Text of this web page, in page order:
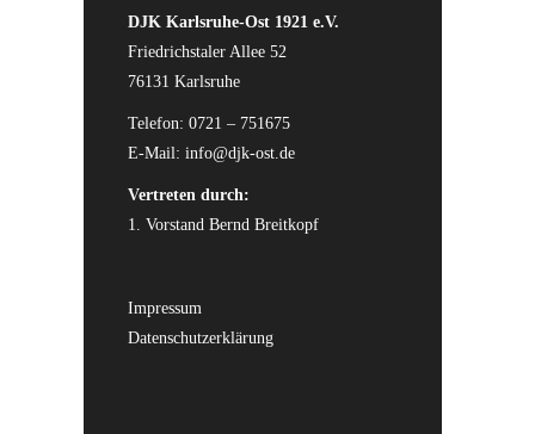
DJK Karlsruhe-Ost 1921 e.V.
Friedrichstaler Allee 52
76131 Karlsruhe
Telefon: 0721 – 751675
E-Mail: info@djk-ost.de
Vertreten durch:
1. Vorstand Bernd Breitkopf
Impressum
Datenschutzerklärung